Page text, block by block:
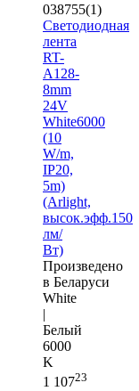
038755(1)
Светодиодная
лента
RT-
A128-
8mm
24V
White6000
(10
W/m,
IP20,
5m)
(Arlight,
высок.эфф.150
лм/
Вт)
Произведено
в Беларуси
White
|
Белый
6000
K
1 10723